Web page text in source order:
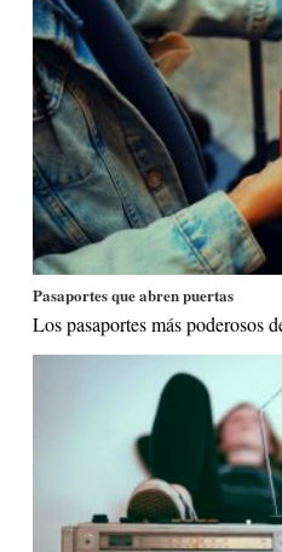
Pasaportes que abren puertas
Los pasaportes más poderosos